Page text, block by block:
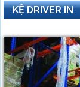
KỆ DRIVER IN